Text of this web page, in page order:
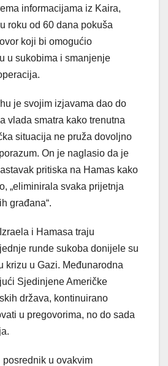
informacijama iz Kaira,
roku od 60 dana pokuša
koji bi omogućio
u sukobima i smanjenje
je svojim izjavama dao do
vlada smatra kako trenutna
situacija ne pruža dovoljno
On je naglasio da je
pritiska na Hamas kako
„eliminirala svaka prijetnja
građana“.
i Hamasa traju
runde sukoba donijele su
krizu u Gazi. Međunarodna
Sjedinjene Američke
država, kontinuirano
u pregovorima, no do sada
posrednik u ovakvim